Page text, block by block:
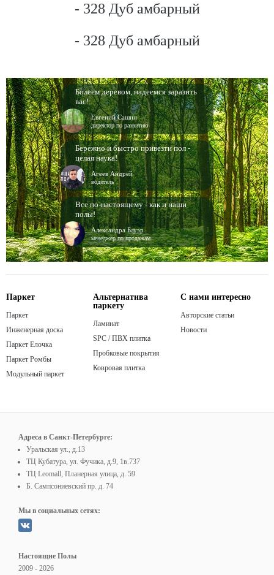
- 328 Дуб aмбарный
- 328 Дуб aмбарный
Болеем деревом, надеемся заразить
вас!
Евгений Сашин
директор по развитию
Бережно и быстро привезти пол -
целая наука!
Агеев Андрей
водитель
Все по-настоящему - как и наши
полы!
Александра Бауэр
менеджер по продажам
Паркет
Паркет
Инженерная доска
Паркет Елочка
Паркет Ромбы
Модульный паркет
Альтернатива
паркету
Ламинат
SPC / ПВХ плитка
Пробковые покрытия
Ковровая плитка
С нами интересно
Авторские статьи
Новости
Адреса в Санкт-Петербурге:
Уральская ул., д.13
ТЦ Кубатура, ул. Фучика, д.9, 1в.737
ТЦ Leomall, Планерная улица, д. 59
Б. Сампсониевский пр. д. 74
Мы в социальных сетях:
Настоящие Полы
2009 - 2026